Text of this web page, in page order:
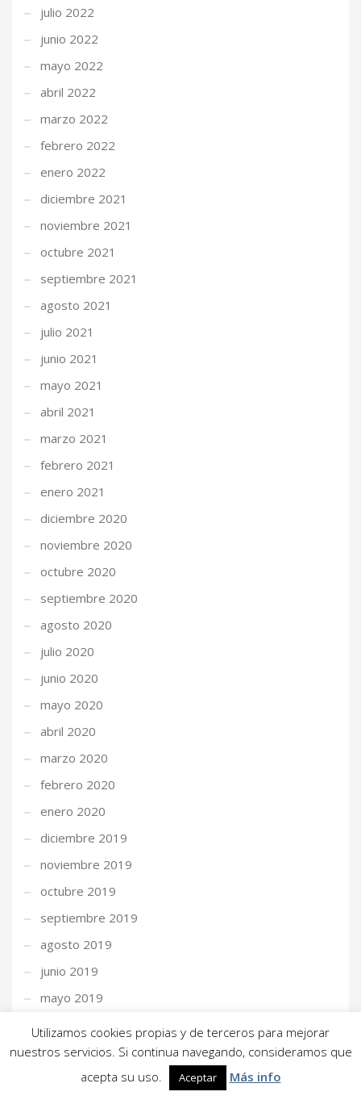
julio 2022
junio 2022
mayo 2022
abril 2022
marzo 2022
febrero 2022
enero 2022
diciembre 2021
noviembre 2021
octubre 2021
septiembre 2021
agosto 2021
julio 2021
junio 2021
mayo 2021
abril 2021
marzo 2021
febrero 2021
enero 2021
diciembre 2020
noviembre 2020
octubre 2020
septiembre 2020
agosto 2020
julio 2020
junio 2020
mayo 2020
abril 2020
marzo 2020
febrero 2020
enero 2020
diciembre 2019
noviembre 2019
octubre 2019
septiembre 2019
agosto 2019
junio 2019
mayo 2019
abril 2019
marzo 2019
febrero 2019
Utilizamos cookies propias y de terceros para mejorar
nuestros servicios. Si continua navegando, consideramos que
acepta su uso.
Aceptar Más info